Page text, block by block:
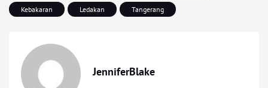
Kebakaran
Ledakan Tangerang
JenniferBlake